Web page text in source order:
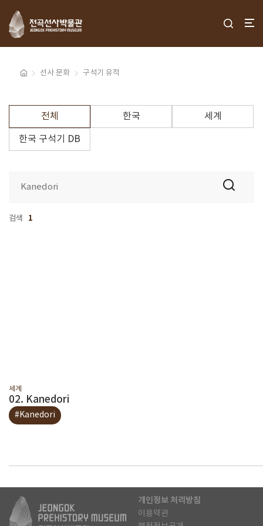
선사 문화 구석기 유적
전체 한국 세계
한국 구석기 DB
검색 1
세계
02. Kanedori
#Kanedori
개인정보 처리방침
이용약관